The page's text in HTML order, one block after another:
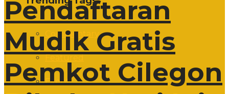
Commentary
Featured
Event
Pendaftaran
Mudik Gratis
Pemkot Cilegon